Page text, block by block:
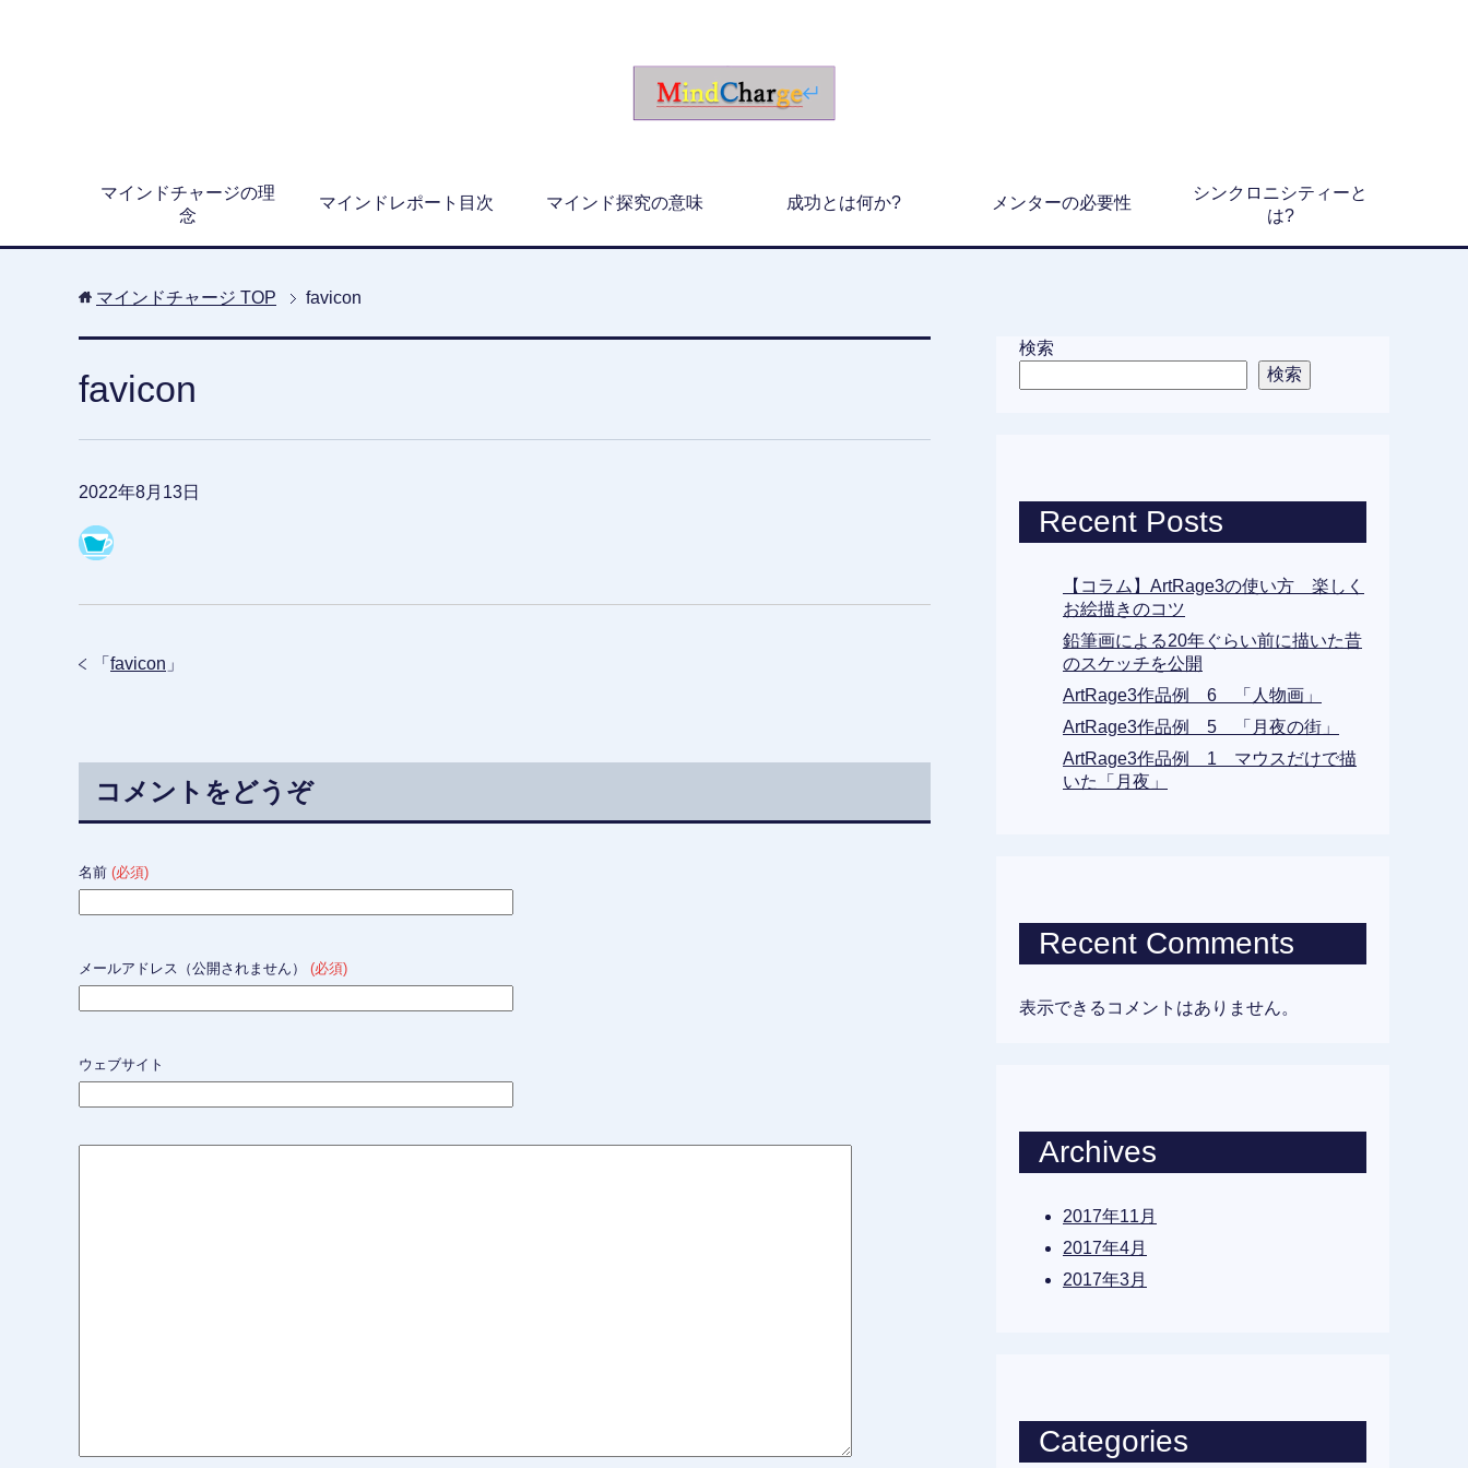
マインドチャージの理
念
マインドレポート目次 マインド探究の意味 成功とは何か? メンターの必要性
シンクロニシティーと
は?
マインドチャージ TOP favicon
favicon
2022年8月13日
「 favicon 」
コメントをどうぞ
名前 (必須)
メールアドレス（公開されません） (必須)
ウェブサイト
検索
検索
Recent Posts
【コラム】ArtRage3の使い方 楽しく
お絵描きのコツ
鉛筆画による20年ぐらい前に描いた昔
のスケッチを公開
ArtRage3作品例 6 「人物画」
ArtRage3作品例 5 「月夜の街」
ArtRage3作品例 1 マウスだけで描
いた「月夜」
Recent Comments
表示できるコメントはありません。
Archives
2017年11月
2017年4月
2017年3月
Categories